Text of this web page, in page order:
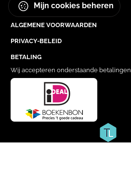
Mijn cookies beheren
ALGEMENE VOORWAARDEN
PRIVACY-BELEID
BETALING
Wij accepteren onderstaande betalingen